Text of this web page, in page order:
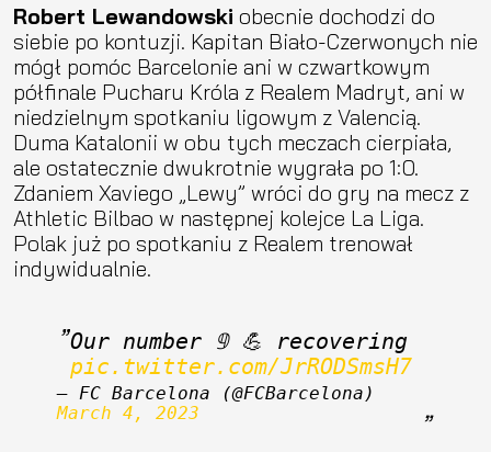
Robert Lewandowski obecnie dochodzi do
siebie po kontuzji. Kapitan Biało-Czerwonych nie
mógł pomóc Barcelonie ani w czwartkowym
półfinale Pucharu Króla z Realem Madryt, ani w
niedzielnym spotkaniu ligowym z Valencią.
Duma Katalonii w obu tych meczach cierpiała,
ale ostatecznie dwukrotnie wygrała po 1:0.
Zdaniem Xaviego „Lewy” wróci do gry na mecz z
Athletic Bilbao w następnej kolejce La Liga.
Polak już po spotkaniu z Realem trenował
indywidualnie.
pic.twitter.com/JrRODSmsH7
March 4, 2023